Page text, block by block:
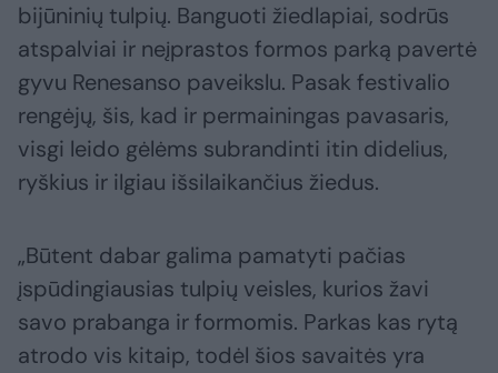
bijūninių tulpių. Banguoti žiedlapiai, sodrūs
atspalviai ir neįprastos formos parką pavertė
gyvu Renesanso paveikslu. Pasak festivalio
rengėjų, šis, kad ir permainingas pavasaris,
visgi leido gėlėms subrandinti itin didelius,
ryškius ir ilgiau išsilaikančius žiedus.
„Būtent dabar galima pamatyti pačias
įspūdingiausias tulpių veisles, kurios žavi
savo prabanga ir formomis. Parkas kas rytą
atrodo vis kitaip, todėl šios savaitės yra